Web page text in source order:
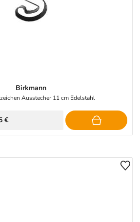
Birkmann
Ausstecher 11 cm Edelstahl
€